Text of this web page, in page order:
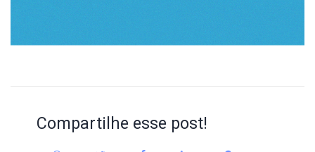
Compartilhe esse post!